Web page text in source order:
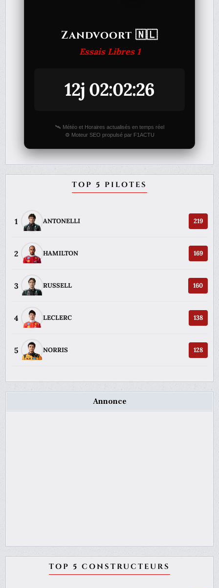
Zandvoort 🇳🇱
Essais Libres 1
12j 02:02:26
🛰️ Météo et Horaires actualisés en temps réel
⚙️ Moteur SEO propulsé par F1ACTU
TOP 5 PILOTES
1 ANTONELLI 219
2 HAMILTON 169
3 RUSSELL 160
4 LECLERC 138
5 NORRIS 128
Annonce
TOP 5 CONSTRUCTEURS